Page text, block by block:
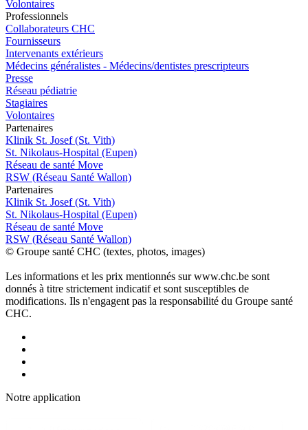
Volontaires
Professionnels
Collaborateurs CHC
Fournisseurs
Intervenants extérieurs
Médecins généralistes - Médecins/dentistes prescripteurs
Presse
Réseau pédiatrie
Stagiaires
Volontaires
Partenaires
Klinik St. Josef (St. Vith)
St. Nikolaus-Hospital (Eupen)
Réseau de santé Move
RSW (Réseau Santé Wallon)
Partenaires
Klinik St. Josef (St. Vith)
St. Nikolaus-Hospital (Eupen)
Réseau de santé Move
RSW (Réseau Santé Wallon)
© Groupe santé CHC (textes, photos, images)
Les informations et les prix mentionnés sur www.chc.be sont
donnés à titre strictement indicatif et sont susceptibles de
modifications. Ils n'engagent pas la responsabilité du Groupe santé
CHC.
Notre application